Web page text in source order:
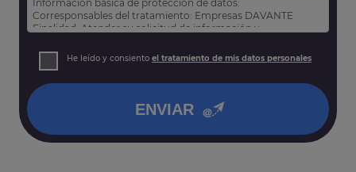
Información básica de protección de datos:
Corresponsables del tratamiento: Empresas DAVANTE
Finalidad: Atender su solicitud de información y
Derechos: Puede acceder, rectificar y suprimir sus datos,
así como otros derechos tal y como se explica en nuestra
He leído y consiento el tratamiento de mis datos personales
ENVIAR